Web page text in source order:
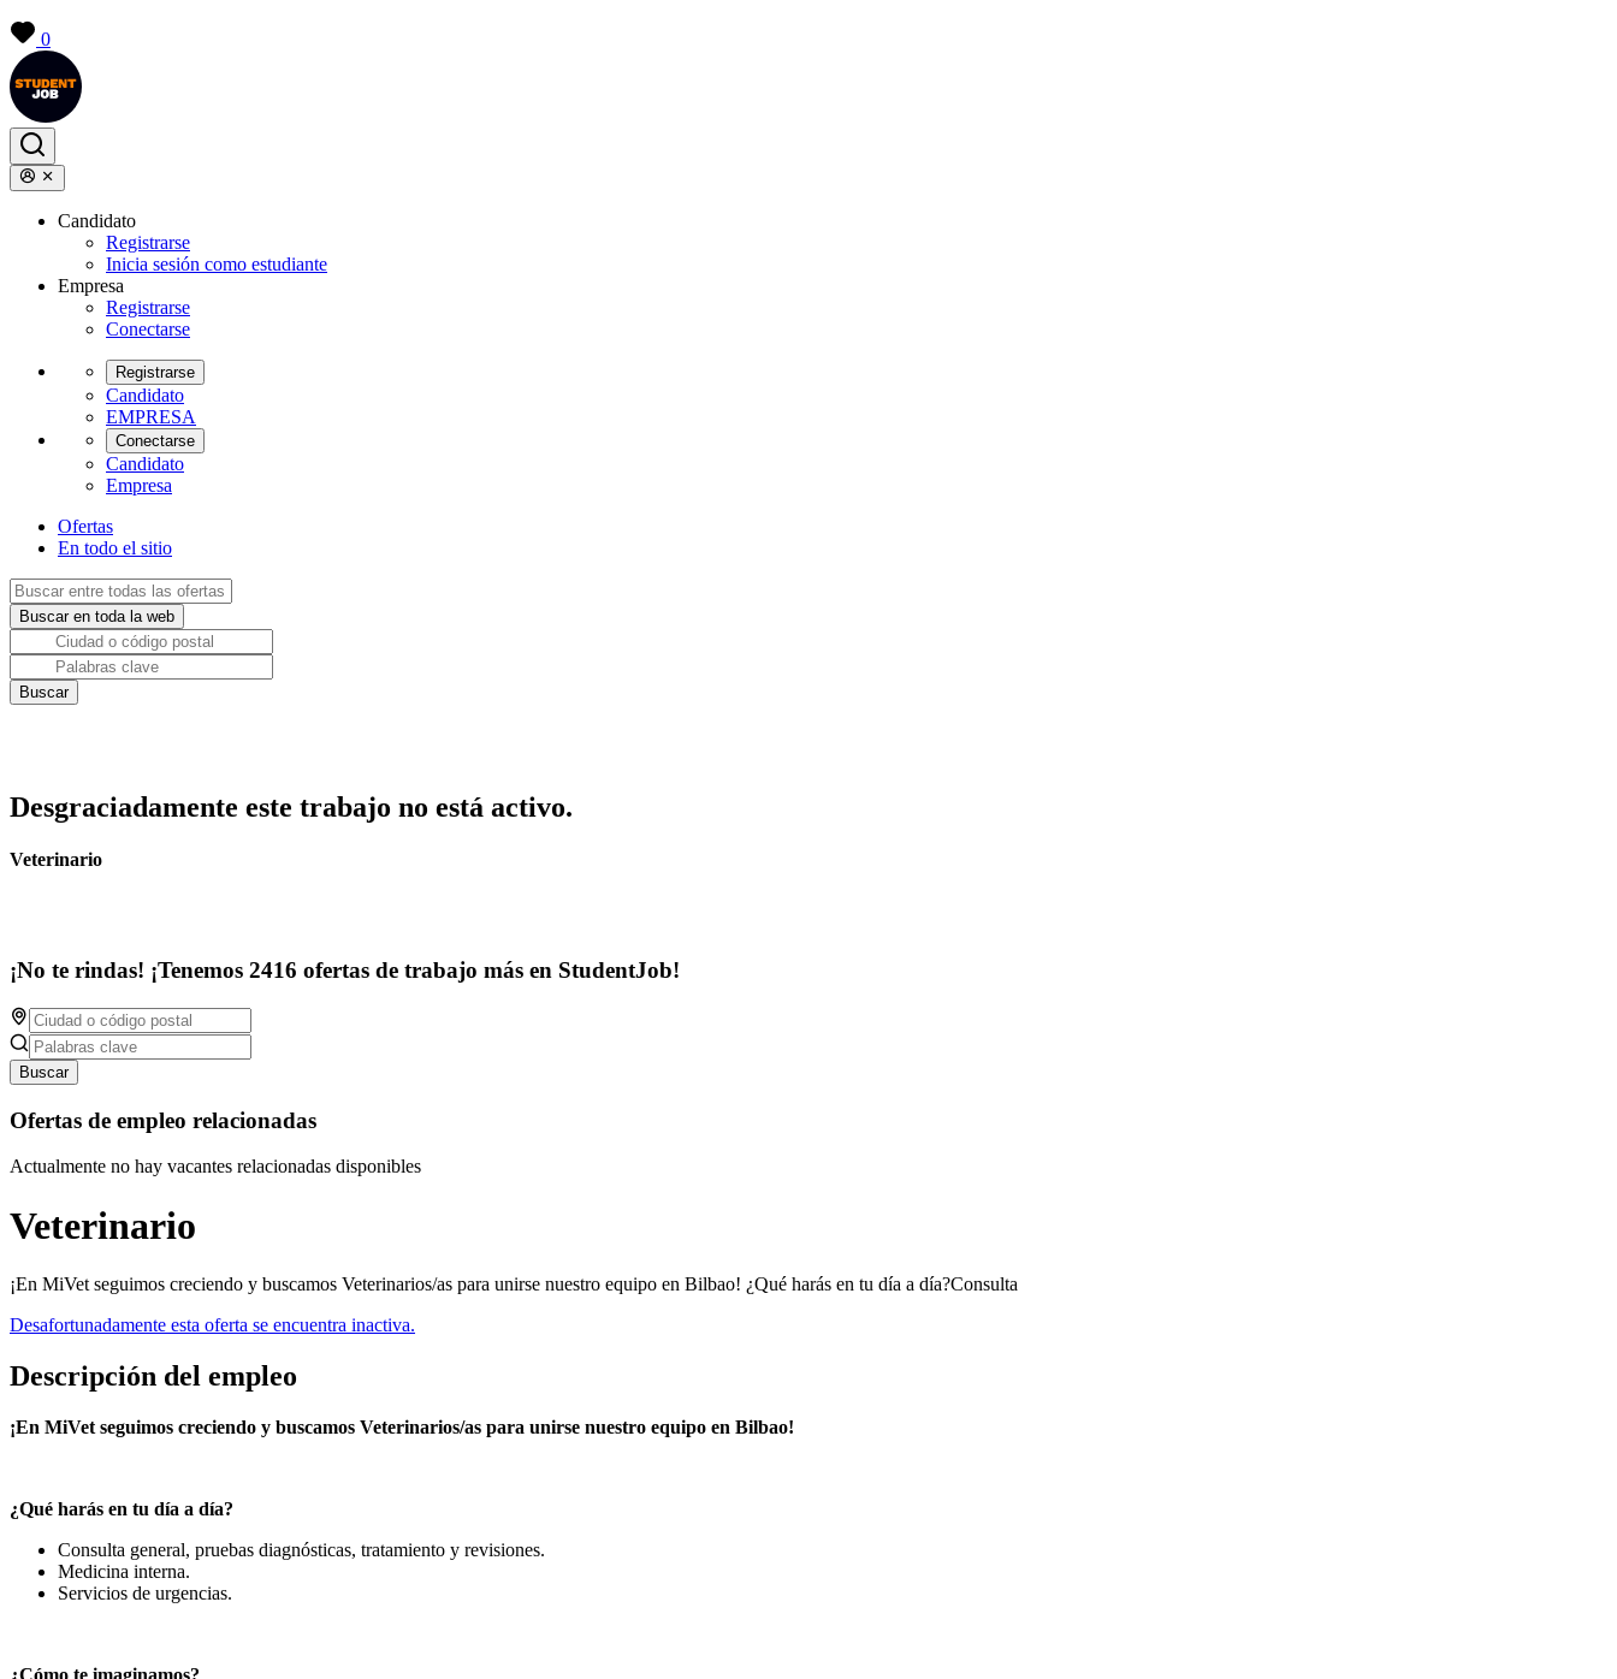
0
Candidato
Registrarse
Inicia sesión como estudiante
Empresa
Registrarse
Conectarse
Registrarse
Candidato
EMPRESA
Conectarse
Candidato
Empresa
Ofertas
En todo el sitio
Desgraciadamente este trabajo no está activo.
Veterinario
¡No te rindas! ¡Tenemos 2416 ofertas de trabajo más en StudentJob!
Buscar
Ofertas de empleo relacionadas
Actualmente no hay vacantes relacionadas disponibles
Veterinario
¡En MiVet seguimos creciendo y buscamos Veterinarios/as para unirse nuestro equipo en Bilbao! ¿Qué harás en tu día a día?Consulta
Desafortunadamente esta oferta se encuentra inactiva.
Descripción del empleo
¡En MiVet seguimos creciendo y buscamos Veterinarios/as para unirse nuestro equipo en Bilbao!
¿Qué harás en tu día a día?
Consulta general, pruebas diagnósticas, tratamiento y revisiones.
Medicina interna.
Servicios de urgencias.
¿Cómo te imaginamos?